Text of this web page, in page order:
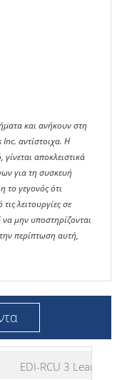
και ανήκουν στη
αντίστοιχα. Η
αποκλειστικά
για τη συσκευή
γεγονός ότι
λειτουργίες σε
μην υποστηρίζονται
περίπτωση αυτή,
EDI-RCU 3 Learn OS